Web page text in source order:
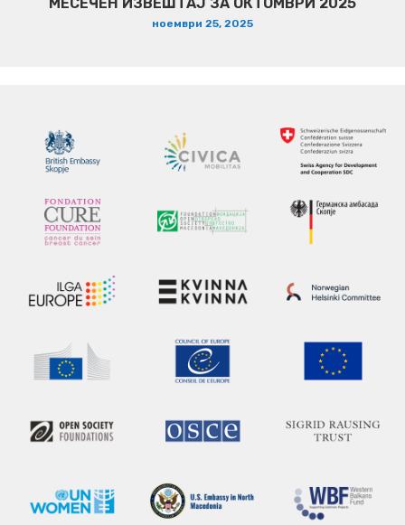
ноември 25, 2025